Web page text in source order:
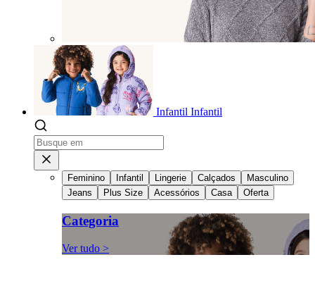
Infantil Infantil
Feminino Infantil Lingerie Calçados
Masculino
Jeans
Plus Size Acessórios Casa Oferta
Categoria
Ver tudo >